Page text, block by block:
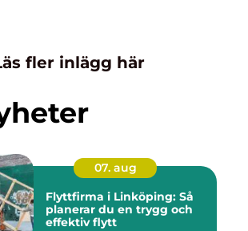
fler inlägg här
07. aug
Flyttfirma i Linköping: Så
planerar du en trygg och
effektiv flytt